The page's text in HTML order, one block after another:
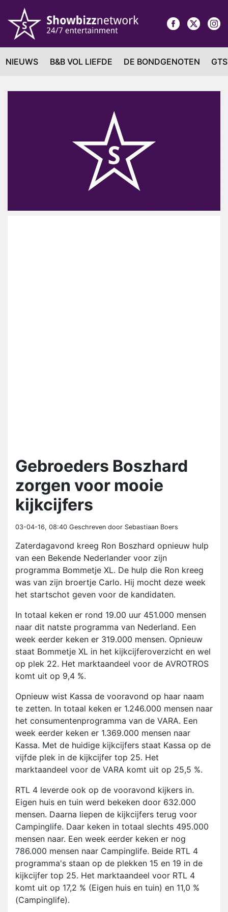
NIEUWS B&B VOL LIEFDE DE BONDGENOTEN
Gebroeders Boszhard
zorgen voor mooie
kijkcijfers
03-04-16, 08:40 Geschreven door Sebastiaan Boers
Zaterdagavond kreeg Ron Boszhard opnieuw hulp
van een Bekende Nederlander voor zijn
programma Bommetje XL. De hulp die Ron kreeg
was van zijn broertje Carlo. Hij mocht deze week
het startschot geven voor de kandidaten.
In totaal keken er rond 19.00 uur 451.000 mensen
naar dit natste programma van Nederland. Een
week eerder keken er 319.000 mensen. Opnieuw
staat Bommetje XL in het kijkcijferoverzicht en wel
op plek 22. Het marktaandeel voor de AVROTROS
komt uit op 9,4 %.
Opnieuw wist Kassa de vooravond op haar naam
te zetten. In totaal keken er 1.246.000 mensen naar
het consumentenprogramma van de VARA. Een
week eerder keken er 1.369.000 mensen naar
Kassa. Met de huidige kijkcijfers staat Kassa op de
vijfde plek in de kijkcijfer top 25. Het
marktaandeel voor de VARA komt uit op 25,5 %.
RTL 4 leverde ook op de vooravond kijkers in.
Eigen huis en tuin werd bekeken door 632.000
mensen. Daarna liepen de kijkcijfers terug voor
Campinglife. Daar keken in totaal slechts 495.000
mensen naar. Een week eerder keken er nog
786.000 mensen naar Campinglife. Beide RTL 4
programma's staan op de plekken 15 en 19 in de
kijkcijfer top 25. Het marktaandeel voor RTL 4
komt uit op 17,2 % (Eigen huis en tuin) en 11,0 %
(Campinglife).